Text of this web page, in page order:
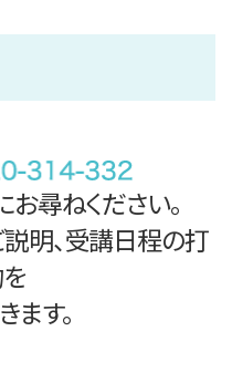
お尋ねください。
明、受講日程の打
ます。